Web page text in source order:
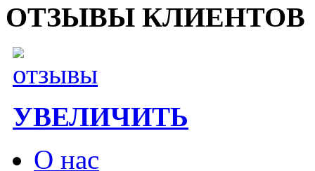
ОТЗЫВЫ КЛИЕНТОВ
УВЕЛИЧИТЬ
О нас